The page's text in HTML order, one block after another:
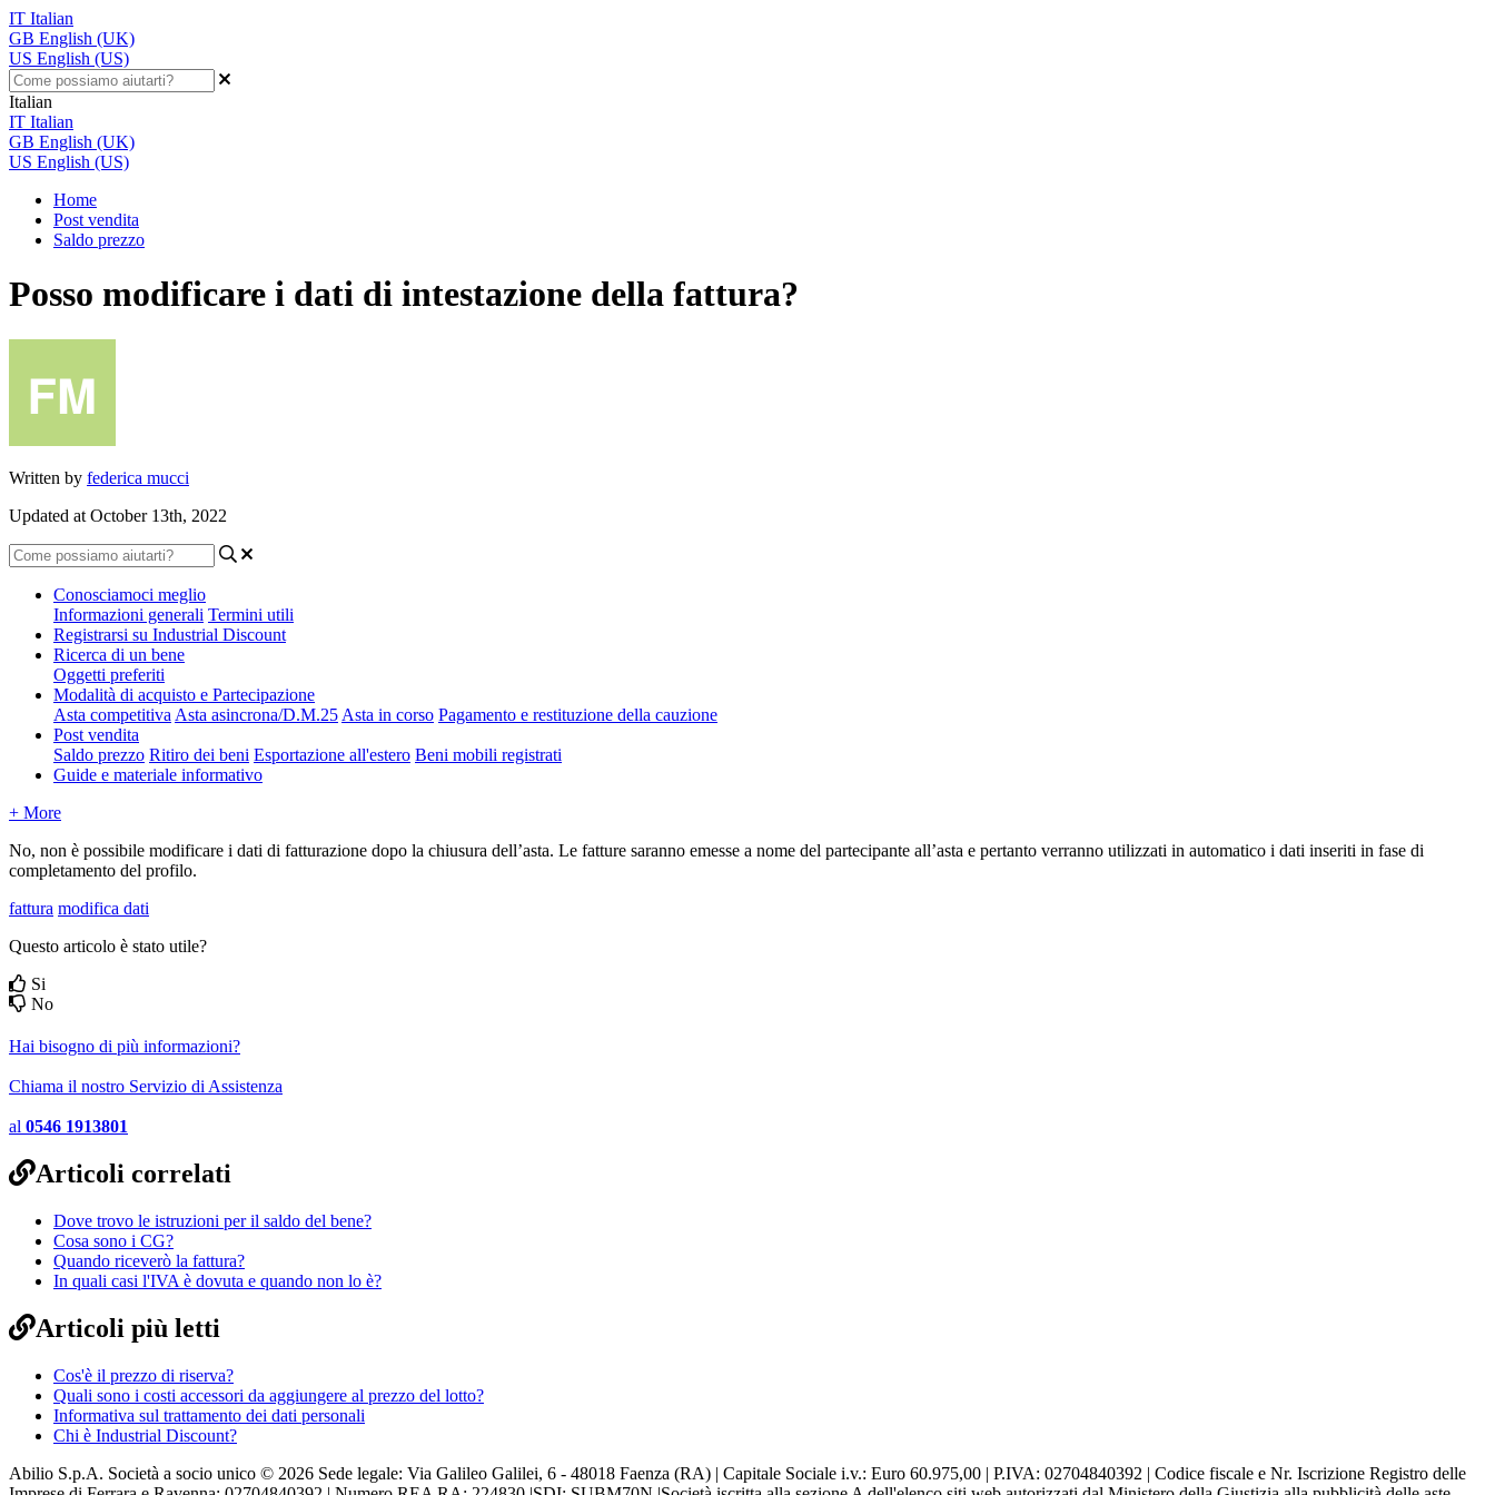
IT Italian
GB English (UK)
US English (US)
Italian
IT Italian
GB English (UK)
US English (US)
Home
Post vendita
Saldo prezzo
Posso modificare i dati di intestazione della fattura?
Written by federica mucci
Updated at October 13th, 2022
Conosciamoci meglio
Informazioni generali Termini utili
Registrarsi su Industrial Discount
Ricerca di un bene
Oggetti preferiti
Modalità di acquisto e Partecipazione
Asta competitiva Asta asincrona/D.M.25 Asta in corso Pagamento e restituzione della cauzione
Post vendita
Saldo prezzo Ritiro dei beni Esportazione all'estero Beni mobili registrati
Guide e materiale informativo
+ More
No, non è possibile modificare i dati di fatturazione dopo la chiusura dell’asta. Le fatture saranno emesse a nome del partecipante all’asta e pertanto verranno utilizzati in automatico i dati inseriti in fase di
completamento del profilo.
fattura modifica dati
Questo articolo è stato utile?
Si
No
Hai bisogno di più informazioni?
Chiama il nostro Servizio di Assistenza
al 0546 1913801
Articoli correlati
Dove trovo le istruzioni per il saldo del bene?
Cosa sono i CG?
Quando riceverò la fattura?
In quali casi l'IVA è dovuta e quando non lo è?
Articoli più letti
Cos'è il prezzo di riserva?
Quali sono i costi accessori da aggiungere al prezzo del lotto?
Informativa sul trattamento dei dati personali
Chi è Industrial Discount?
Abilio S.p.A. Società a socio unico © 2026 Sede legale: Via Galileo Galilei, 6 - 48018 Faenza (RA) | Capitale Sociale i.v.: Euro 60.975,00 | P.IVA: 02704840392 | Codice fiscale e Nr. Iscrizione Registro delle